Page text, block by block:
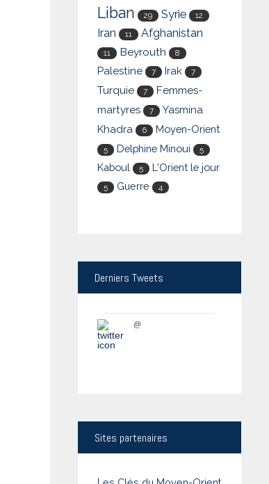
Liban 29 Syrie 12
Iran 11 Afghanistan
11 Beyrouth 8
Palestine 7 Irak 7
Turquie 7
Femmes-
martyres
7
Yasmina
Khadra
6 Moyen-Orient
5 Delphine Minoui 5
Kaboul 5 L'Orient le jour
5 Guerre 4
Derniers Tweets
@
Sites partenaires